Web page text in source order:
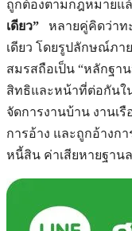
ถูกต้องตามกฎหมายแ
เดียว”
หลายคู่คิดว่าท
เดียว โดยรูปลักษณ์ภา
สมรสถือเป็น “หลักฐา
สิทธิและหน้าที่ต่อกันใ
จัดการงานบ้าน งานเ
การอ้าง และถูกอ้างก
หนี้สิน ค่าเสียหายฐาน